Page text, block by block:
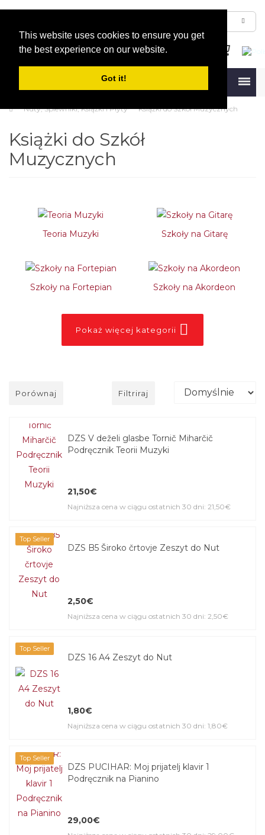
This website uses cookies to ensure you get
the best experience on our website.
Got it!
Nuty, Śpiewniki, Książki i Płyty Książki do Szkół Muzycznych
Książki do Szkół
Muzycznych
Teoria Muzyki Szkoły na Gitarę
Szkoły na Fortepian Szkoły na Akordeon
Pokaż więcej kategorii
Porównaj Filtriraj
DZS V deželi glasbe Tornič Miharčič
Podręcznik Teorii Muzyki
21,50€
Najniższa cena w ciągu ostatnich 30 dni: 21,50€
Top Seller
DZS B5 Široko črtovje Zeszyt do Nut
2,50€
Najniższa cena w ciągu ostatnich 30 dni: 2,50€
Top Seller
DZS 16 A4 Zeszyt do Nut
1,80€
Najniższa cena w ciągu ostatnich 30 dni: 1,80€
Top Seller
DZS PUCIHAR: Moj prijatelj klavir 1
Podręcznik na Pianino
29,00€